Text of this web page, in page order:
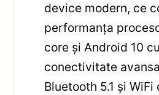
device modern, ce
performanța
core și Android 10
conectivitate
Bluetooth 5.1 și